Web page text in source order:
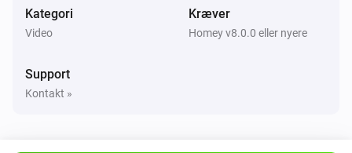
Kategori
Video
Kræver
Homey v8.0.0 eller nyere
Support
Kontakt »